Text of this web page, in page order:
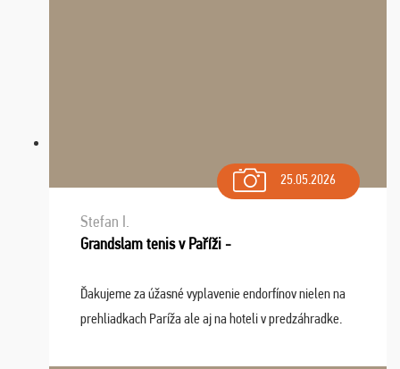
25.05.2026
Stefan I.
Grandslam tenis v Paříži -
Ďakujeme za úžasné vyplavenie endorfínov nielen na
prehliadkach Paríža ale aj na hoteli v predzáhradke.